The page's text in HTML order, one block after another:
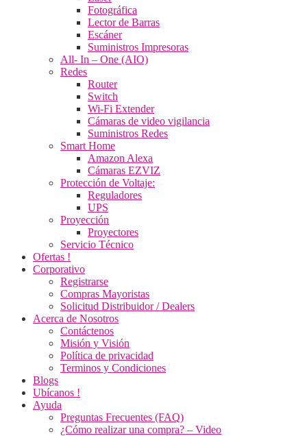
Fotográfica
Lector de Barras
Escáner
Suministros Impresoras
All- In – One (AIO)
Redes
Router
Switch
Wi-Fi Extender
Cámaras de video vigilancia
Suministros Redes
Smart Home
Amazon Alexa
Cámaras EZVIZ
Protección de Voltaje:
Reguladores
UPS
Proyección
Proyectores
Servicio Técnico
Ofertas !
Corporativo
Registrarse
Compras Mayoristas
Solicitud Distribuidor / Dealers
Acerca de Nosotros
Contáctenos
Misión y Visión
Política de privacidad
Terminos y Condiciones
Blogs
Ubícanos !
Ayuda
Preguntas Frecuentes (FAQ)
¿Cómo realizar una compra? – Video